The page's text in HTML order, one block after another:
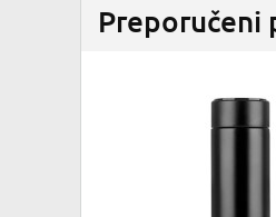
Preporučeni